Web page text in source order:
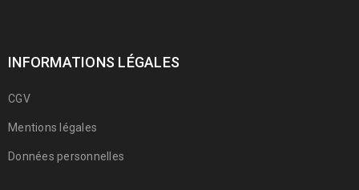
INFORMATIONS LÉGALES
CGV
Mentions légales
Données personnelles